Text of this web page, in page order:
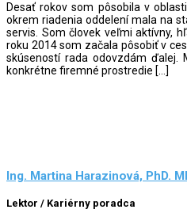
Desať rokov som pôsobila v
okrem riadenia oddelení mala na
servis. Som človek veľmi aktívny,
roku 2014 som začala pôsobiť v
skúseností rada odovzdám
konkrétne firemné prostredie […]
Ing. Martina Harazinová, PhD.
Lektor / Kariérny poradca